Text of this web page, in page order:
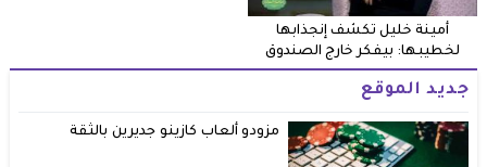
أمينة خليل تكشف إنجذابها
لخطيبها: بيفكر خارج الصندوق
جديد الموقع
مزودو ألعاب كازينو جديرين بالثقة